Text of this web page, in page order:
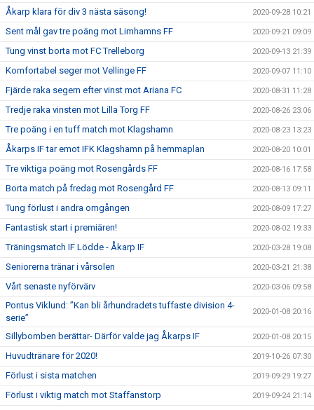
Åkarp klara för div 3 nästa säsong! 2020-09-28 10:21
Sent mål gav tre poäng mot Limhamns FF 2020-09-21 09:09
Tung vinst borta mot FC Trelleborg 2020-09-13 21:39
Komfortabel seger mot Vellinge FF 2020-09-07 11:10
Fjärde raka segern efter vinst mot Ariana FC 2020-08-31 11:28
Tredje raka vinsten mot Lilla Torg FF 2020-08-26 23:06
Tre poäng i en tuff match mot Klagshamn 2020-08-23 13:23
Åkarps IF tar emot IFK Klagshamn på hemmaplan 2020-08-20 10:01
Tre viktiga poäng mot Rosengårds FF 2020-08-16 17:58
Borta match på fredag mot Rosengård FF 2020-08-13 09:11
Tung förlust i andra omgången 2020-08-09 17:27
Fantastisk start i premiären! 2020-08-02 19:33
Träningsmatch IF Lödde - Åkarp IF 2020-03-28 19:08
Seniorerna tränar i vårsolen 2020-03-21 21:38
Vårt senaste nyförvärv 2020-03-06 09:58
Pontus Viklund: ”Kan bli århundradets tuffaste division 4-
serie”
2020-01-08 20:16
Sillybomben berättar- Därför valde jag Åkarps IF 2020-01-08 20:15
Huvudtränare för 2020! 2019-10-26 07:30
Förlust i sista matchen 2019-09-29 19:27
Förlust i viktig match mot Staffanstorp 2019-09-24 21:14